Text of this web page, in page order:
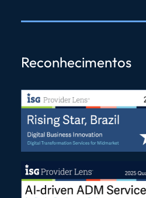
Reconhecimentos